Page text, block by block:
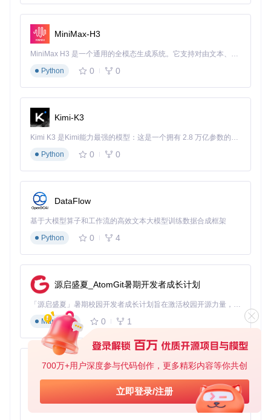
700万+用户深度参与代码创作，更多精彩内容等你共创
立即登录/注册
MiniMax-H3
MiniMax H3 是一个通用的全模态生成系统。它支持对由文本、图像、视频和音频组成的多模态上下文进行统一理解，并能生成分辨率高达 2K、时长可达 15 秒的带原生立体声音频的视频。得益于面向任务泛化的系统设计，H3 在预训练阶段就已具备广泛的多模态上下文理解与生成能力，能够出色地执行复杂的多模态指令。
Python
0 0
Kimi-K3
Kimi K3 是Kimi能力最强的模型：这是一个拥有 2.8 万亿参数的混合专家（MoE）模型，具备原生视觉理解能力，并支持 100 万 token 的上下文窗口。
Python
0 0
DataFlow
基于大模型算子和工作流的高效文本大模型训练数据合成框架
Python
0 4
源启盛夏_AtomGit暑期开发者成长计划
「源启盛夏」暑期校园开发者成长计划旨在激活校园开源力量，通过积分激励、认证扶持、资源倾斜等形式，引导高校组织和开发者完成「入驻 — 建项目 — 做贡献 — 获认证 — 得资源」的完整闭环。无论你是想带领社团入驻平台的组织者，还是希望用代码贡献证明自己的开发者，都能在这里找到属于你的成长路径。
Markdown
0 1
py-xiaozhi
基于Python的Xiaozhi AI，适用于想要完整Xiaozhi体验而无需拥有专用硬件的用户。
Python
0 1